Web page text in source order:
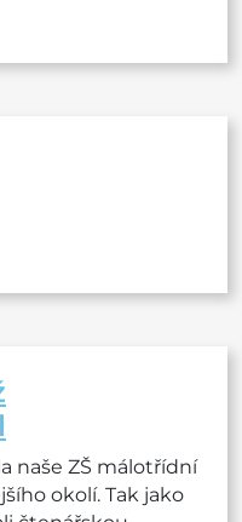
naše ZŠ málotřídní
okolí. Tak jako